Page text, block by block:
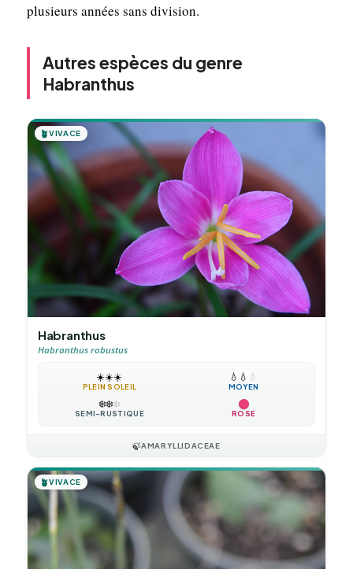
plusieurs années sans division.
Autres espèces du genre
Habranthus
🪴VIVACE
Habranthus
Habranthus robustus
☀️☀️☀️
PLEIN SOLEIL
💧 💧 💧
MOYEN
❄️❄️❄️
SEMI-RUSTIQUE ROSE
🍃AMARYLLIDACEAE
🪴VIVACE